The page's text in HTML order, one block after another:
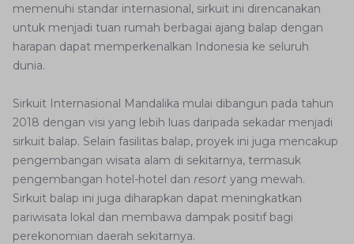
memenuhi standar internasional, sirkuit ini direncanakan
untuk menjadi tuan rumah berbagai ajang balap dengan
harapan dapat memperkenalkan Indonesia ke seluruh
dunia.
Sirkuit Internasional Mandalika mulai dibangun pada tahun
2018 dengan visi yang lebih luas daripada sekadar menjadi
sirkuit balap. Selain fasilitas balap, proyek ini juga mencakup
pengembangan wisata alam di sekitarnya, termasuk
pengembangan hotel-hotel dan resort yang mewah.
Sirkuit balap ini juga diharapkan dapat meningkatkan
pariwisata lokal dan membawa dampak positif bagi
perekonomian daerah sekitarnya.